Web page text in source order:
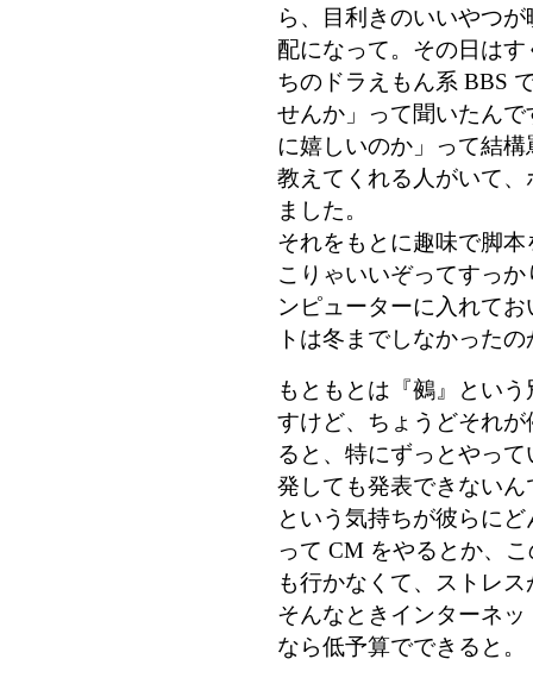
ら、目利きのいいやつ
配になって。その日は
ちのドラえもん系 BBS
せんか」って聞いたん
に嬉しいのか」って結
教えてくれる人がいて
ました。
それをもとに趣味で脚
こりゃいいぞってすっ
ンピューターに入れて
トは冬までしなかった
もともとは『鵺』とい
すけど、ちょうどそれ
ると、特にずっとやっ
発しても発表できない
という気持ちが彼らに
って CM をやるとか、
も行かなくて、ストレ
そんなときインターネ
なら低予算でできると。